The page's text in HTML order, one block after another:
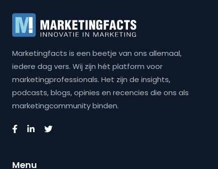
Marketingfacts is een beetje van ons allemaal,
iedere dag vers. Wij zijn hét platform voor
marketingprofessionals. Het zijn de insights,
podcasts, blogs, opinies en recencies die ons als
marketingcommunity binden.
Menu